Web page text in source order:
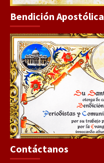
Bendición Apostólica
Contáctanos